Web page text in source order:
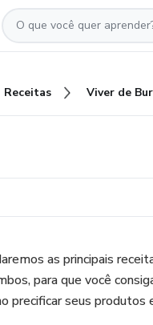
Receitas Viver de
as principais
para que você
precificar seus produtos